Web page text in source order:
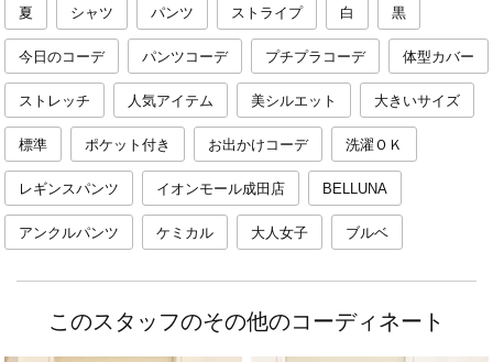
夏 シャツ パンツ ストライプ 白 黒
今日のコーデ パンツコーデ プチプラコーデ 体型カバー
ストレッチ 人気アイテム 美シルエット 大きいサイズ
標準 ポケット付き お出かけコーデ 洗濯ＯＫ
レギンスパンツ イオンモール成田店 BELLUNA
アンクルパンツ ケミカル 大人女子 ブルベ
このスタッフのその他のコーディネート